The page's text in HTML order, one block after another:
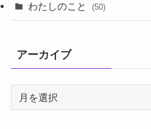
わたしのこと (50)
アーカイブ